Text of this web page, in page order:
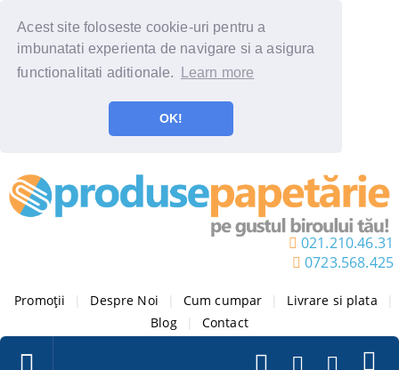
Acest site foloseste cookie-uri pentru a
imbunatati experienta de navigare si a asigura
functionalitati aditionale.
Learn more
OK!
021.210.46.31
0723.568.425
Promoții Despre Noi Cum cumpar Livrare si plata
Blog
Contact